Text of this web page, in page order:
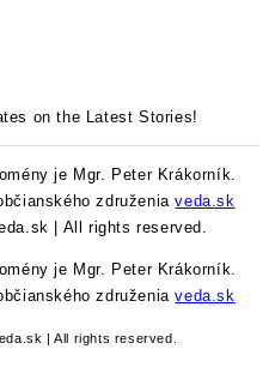
on the Latest Stories!
je Mgr. Peter Krákorník.
združeniaveda.sk
| All rights reserved.
je Mgr. Peter Krákorník.
združeniaveda.sk
| All rights reserved.